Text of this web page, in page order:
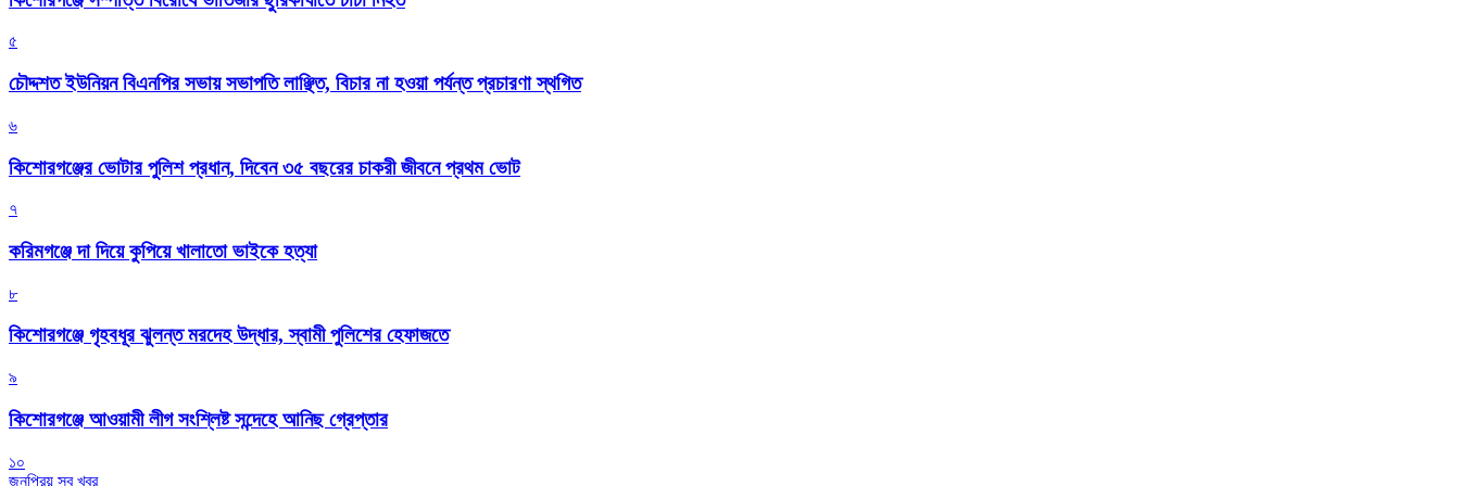
৫
চৌদ্দশত ইউনিয়ন বিএনপির সভায় সভাপতি লাঞ্ছিত, বিচার না হওয়া পর্যন্ত প্রচারণা স্থগিত
৬
কিশোরগঞ্জের ভোটার পুলিশ প্রধান, দিবেন ৩৫ বছরের চাকরী জীবনে প্রথম ভোট
৭
করিমগঞ্জে দা দিয়ে কুপিয়ে খালাতো ভাইকে হত্যা
৮
কিশোরগঞ্জে গৃহবধূর ঝুলন্ত মরদেহ উদ্ধার, স্বামী পুলিশের হেফাজতে
৯
কিশোরগঞ্জে আওয়ামী লীগ সংশ্লিষ্ট সন্দেহে আনিছ গ্রেপ্তার
১০
জনপ্রিয় সব খবর